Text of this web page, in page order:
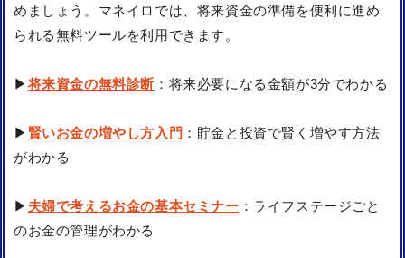
めましょう。マネイロでは、将来資金の準備を便利に進め
られる無料ツールを利用できます。
▶将来資金の無料診断 ：将来必要になる金額が3分でわかる
▶ 賢いお金の増やし方入門 ：貯金と投資で賢く増やす方法
がわかる
▶ 夫婦で考えるお金の基本セミナー ：ライフステージごと
のお金の管理がわかる